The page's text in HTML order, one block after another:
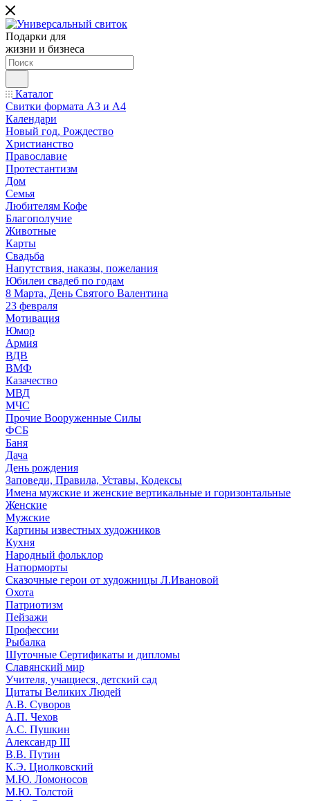
Подарки для
жизни и бизнеса
Каталог
Свитки формата А3 и А4
Календари
Новый год, Рождество
Христианство
Православие
Протестантизм
Дом
Семья
Любителям Кофе
Благополучие
Животные
Карты
Свадьба
Напутствия, наказы, пожелания
Юбилеи свадеб по годам
8 Марта, День Святого Валентина
23 февраля
Мотивация
Юмор
Армия
ВДВ
ВМФ
Казачество
МВД
МЧС
Прочие Вооруженные Силы
ФСБ
Баня
Дача
День рождения
Заповеди, Правила, Уставы, Кодексы
Имена мужские и женские вертикальные и горизонтальные
Женские
Мужские
Картины известных художников
Кухня
Народный фольклор
Натюрморты
Сказочные герои от художницы Л.Ивановой
Охота
Патриотизм
Пейзажи
Профессии
Рыбалка
Шуточные Сертификаты и дипломы
Славянский мир
Учителя, учащиеся, детский сад
Цитаты Великих Людей
А.В. Суворов
А.П. Чехов
А.С. Пушкин
Александр III
В.В. Путин
К.Э. Циолковский
М.Ю. Ломоносов
М.Ю. Толстой